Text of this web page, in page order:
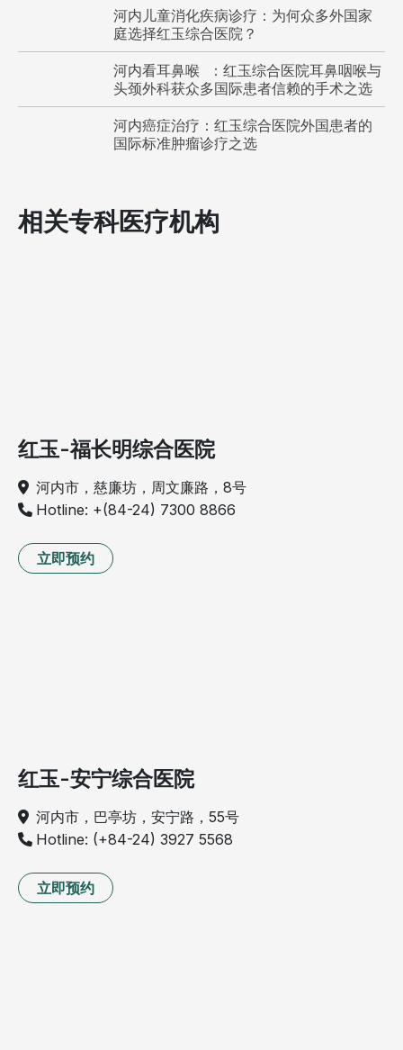
河内儿童消化疾病诊疗：为何众多外国家
庭选择红玉综合医院？
河内看耳鼻喉 ：红玉综合医院耳鼻咽喉与
头颈外科获众多国际患者信赖的手术之选
河内癌症治疗：红玉综合医院外国患者的
国际标准肿瘤诊疗之选
相关专科医疗机构
红玉-福长明综合医院
河内市，慈廉坊，周文廉路，8号
Hotline: +(84-24) 7300 8866
立即预约
红玉-安宁综合医院
河内市，巴亭坊，安宁路，55号
Hotline: (+84-24) 3927 5568
立即预约